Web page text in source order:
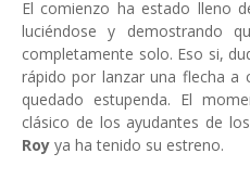
El comienzo ha estado lleno
luciéndose y demostrando
completamente solo. Eso si,
rápido por lanzar una flecha a
quedado estupenda. El
clásico de los ayudantes de
Roy ya ha tenido su estreno.